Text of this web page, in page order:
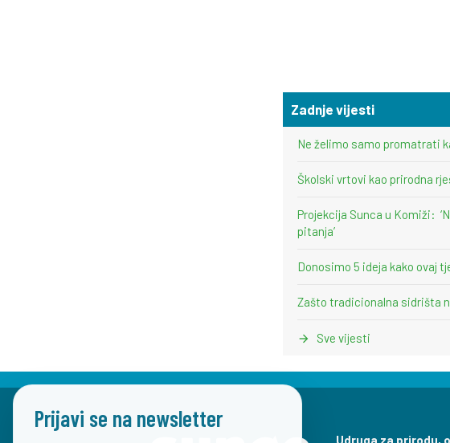
Zadnje vijesti
Ne želimo samo promatrati
Školski vrtovi kao prirodna
Projekcija Sunca u Komiži:
pitanja’
Donosimo 5 ideja kako ovaj
Zašto tradicionalna sidrišta
Sve vijesti
Prijavi se na newsletter
Udruga za prirodu,